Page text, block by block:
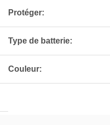
Protéger:
Type de batterie:
Couleur: